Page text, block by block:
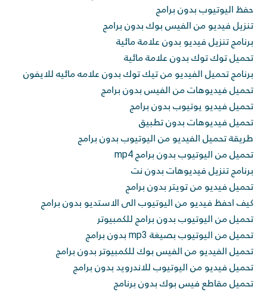
حفظ اليوتيوب بدون برامج
تنزيل فيديو من الفيس بوك بدون برامج
برنامج تنزيل فيديو بدون علامة مائية
تحميل توك توك بدون علامة مائية
برنامج تحميل الفيديو من تيك توك بدون علامه مائيه للايفون
تحميل فيديوهات من الفيس بدون برامج
تحميل فيديو يوتيوب بدون برامج
تحميل فيديوهات بدون تطبيق
طريقة تحميل الفيديو من اليوتيوب بدون برامج
تحميل من اليوتيوب بدون برامج mp4
برنامج تنزيل فيديوهات بدون نت
تحميل فيديو من تويتر بدون برامج
كيف احفظ فيديو من اليوتيوب الى الاستديو بدون برامج
تحميل من اليوتيوب بدون برامج للكمبيوتر
تحميل من اليوتيوب بصيغة mp3 بدون برامج
تحميل الفيديو من الفيس بوك للكمبيوتر بدون برامج
تحميل فيديو من اليوتيوب للاندرويد بدون برامج
تحميل مقاطع فيس بوك بدون برنامج